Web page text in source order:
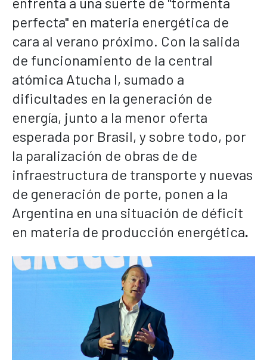
perfecta" en materia energética de
cara al verano próximo. Con la salida
de funcionamiento de la central
atómica Atucha I, sumado a
dificultades en la generación de
energía, junto a la menor oferta
esperada por Brasil, y sobre todo, por
la paralización de obras de de
infraestructura de transporte y nuevas
de generación de porte, ponen a la
Argentina en una situación de déficit
en materia de producción energética.